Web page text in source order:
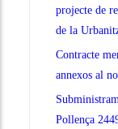
projecte de
de la
Contracte
annexos al
Pollença